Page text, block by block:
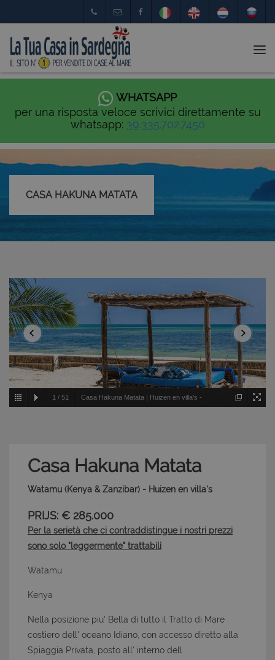
WHATSAPP
per una risposta veloce scrivici direttamente su
whatsapp: 39.335.702.7450
CASA HAKUNA MATATA
1 / 51 Casa Hakuna Matata | Huizen en villa's -
Casa Hakuna Matata
Watamu (Kenya & Zanzibar) - Huizen en villa's
PRIJS: € 285.000
Per la serietà che ci contraddistingue i nostri prezzi
sono solo "leggermente" trattabili
Watamu
Kenya
Nella posizione piu' Bella di tutto il Tratto di Mare
costiero dell' oceano Idiano, con accesso diretto alla
Spiaggia Privata, posto all' interno dell